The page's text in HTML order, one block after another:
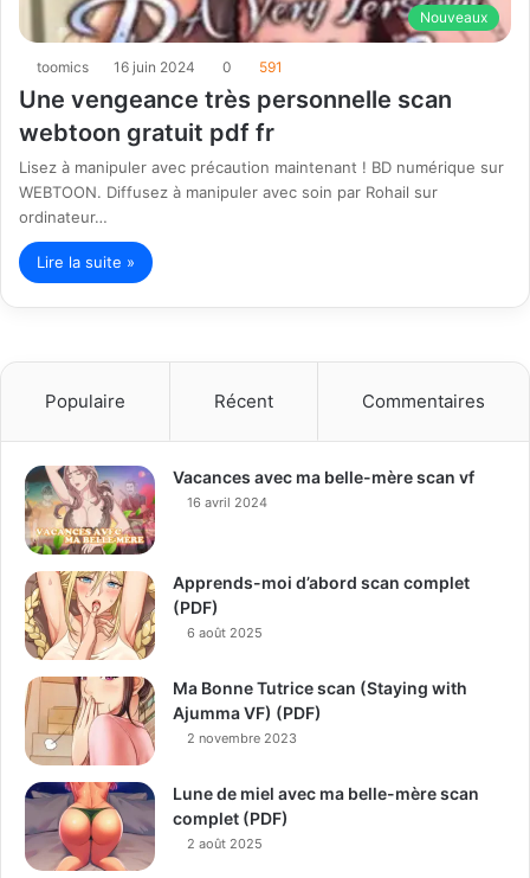
Nouveaux
toomics 16 juin 2024 0 591
Une vengeance très personnelle scan
webtoon gratuit pdf fr
Lisez à manipuler avec précaution maintenant ! BD numérique sur
WEBTOON. Diffusez à manipuler avec soin par Rohail sur
ordinateur…
Lire la suite »
Populaire Récent Commentaires
Vacances avec ma belle-mère scan vf
16 avril 2024
Apprends-moi d’abord scan complet
(PDF)
6 août 2025
Ma Bonne Tutrice scan (Staying with
Ajumma VF) (PDF)
2 novembre 2023
Lune de miel avec ma belle-mère scan
complet (PDF)
2 août 2025